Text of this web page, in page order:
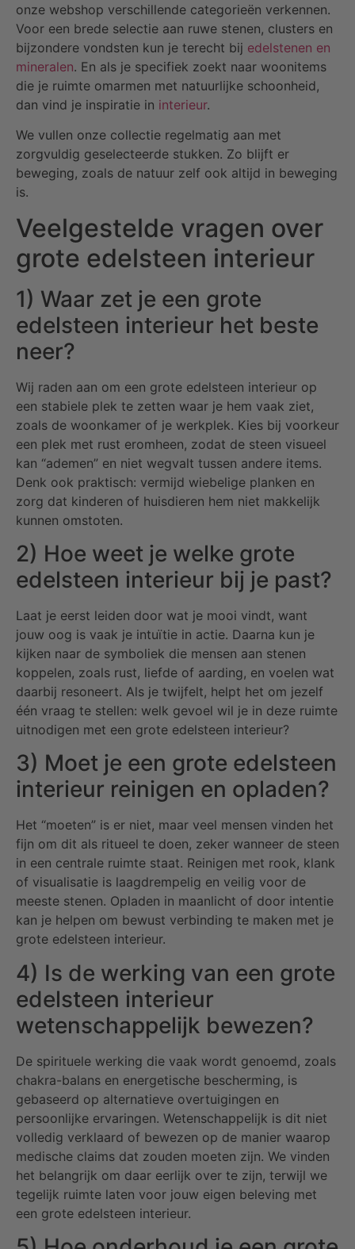
onze webshop verschillende categorieën verkennen.
Voor een brede selectie aan ruwe stenen, clusters en
bijzondere vondsten kun je terecht bij edelstenen en
mineralen. En als je specifiek zoekt naar woonitems
die je ruimte omarmen met natuurlijke schoonheid,
dan vind je inspiratie in interieur.
We vullen onze collectie regelmatig aan met
zorgvuldig geselecteerde stukken. Zo blijft er
beweging, zoals de natuur zelf ook altijd in beweging
is.
Veelgestelde vragen over
grote edelsteen interieur
1) Waar zet je een grote
edelsteen interieur het beste
neer?
Wij raden aan om een grote edelsteen interieur op
een stabiele plek te zetten waar je hem vaak ziet,
zoals de woonkamer of je werkplek. Kies bij voorkeur
een plek met rust eromheen, zodat de steen visueel
kan “ademen” en niet wegvalt tussen andere items.
Denk ook praktisch: vermijd wiebelige planken en
zorg dat kinderen of huisdieren hem niet makkelijk
kunnen omstoten.
2) Hoe weet je welke grote
edelsteen interieur bij je past?
Laat je eerst leiden door wat je mooi vindt, want
jouw oog is vaak je intuïtie in actie. Daarna kun je
kijken naar de symboliek die mensen aan stenen
koppelen, zoals rust, liefde of aarding, en voelen wat
daarbij resoneert. Als je twijfelt, helpt het om jezelf
één vraag te stellen: welk gevoel wil je in deze ruimte
uitnodigen met een grote edelsteen interieur?
3) Moet je een grote edelsteen
interieur reinigen en opladen?
Het “moeten” is er niet, maar veel mensen vinden het
fijn om dit als ritueel te doen, zeker wanneer de steen
in een centrale ruimte staat. Reinigen met rook, klank
of visualisatie is laagdrempelig en veilig voor de
meeste stenen. Opladen in maanlicht of door intentie
kan je helpen om bewust verbinding te maken met je
grote edelsteen interieur.
4) Is de werking van een grote
edelsteen interieur
wetenschappelijk bewezen?
De spirituele werking die vaak wordt genoemd, zoals
chakra-balans en energetische bescherming, is
gebaseerd op alternatieve overtuigingen en
persoonlijke ervaringen. Wetenschappelijk is dit niet
volledig verklaard of bewezen op de manier waarop
medische claims dat zouden moeten zijn. We vinden
het belangrijk om daar eerlijk over te zijn, terwijl we
tegelijk ruimte laten voor jouw eigen beleving met
een grote edelsteen interieur.